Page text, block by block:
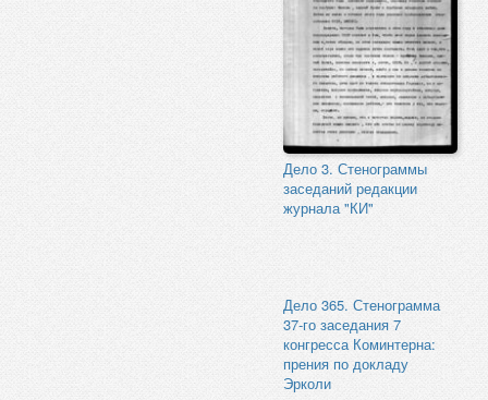
Дело 3. Стенограммы
заседаний редакции
журнала "КИ"
Дело 365. Стенограмма
37-го заседания 7
конгресса Коминтерна:
прения по докладу
Эрколи